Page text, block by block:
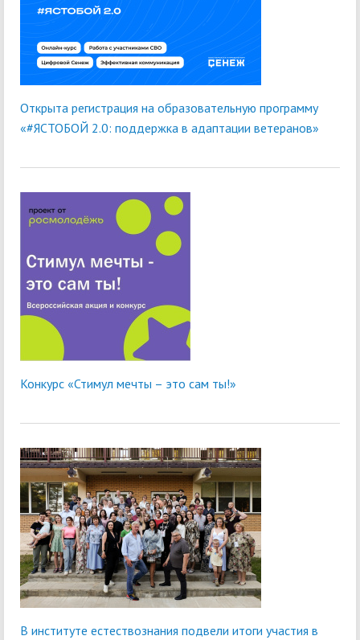
Открыта регистрация на образовательную программу
«#ЯСТОБОЙ 2.0: поддержка в адаптации ветеранов»
Конкурс «Стимул мечты – это сам ты!»
В институте естествознания подвели итоги участия в